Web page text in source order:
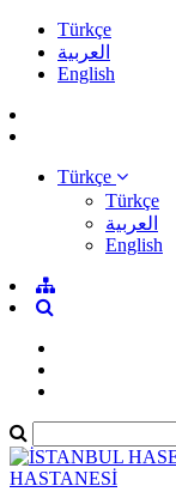
Türkçe
العربية
English
Türkçe
Türkçe
العربية
English